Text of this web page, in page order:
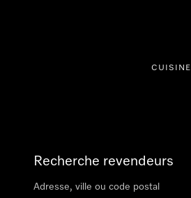
CUISINE
Recherche revendeurs